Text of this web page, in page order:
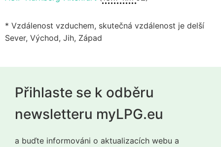
* Vzdálenost vzduchem, skutečná vzdálenost je delší
Sever, Východ, Jih, Západ
Přihlaste se k odběru
newsletteru myLPG.eu
a buďte informováni o aktualizacích webu a